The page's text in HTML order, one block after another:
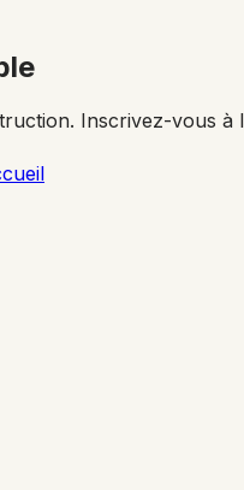
Inscrivez-vous